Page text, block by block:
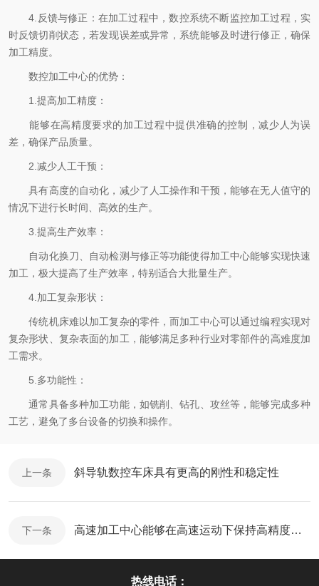
4.反馈与修正：在加工过程中，数控系统不断监控加工过程，实
时反馈切削状态，若发现误差或异常，系统能够及时进行修正，确保
加工精度。
数控加工中心的优势：
1.提高加工精度：
能够在高精度要求的加工过程中提供准确的控制，减少人为误
差，确保产品质量。
2.减少人工干预：
具有高度的自动化，减少了人工操作和干预，能够在无人值守的
情况下进行长时间、高效的生产。
3.提高生产效率：
自动化换刀、自动检测与修正等功能使得加工中心能够实现快速
加工，极大提高了生产效率，特别适合大批量生产。
4.加工复杂形状：
传统机床难以加工复杂的零件，而加工中心可以通过编程实现对
复杂形状、复杂表面的加工，能够满足多种行业对零部件的高难度加
工需求。
5.多功能性：
通常具备多种加工功能，如铣削、钻孔、攻丝等，能够完成多种
工艺，避免了多台设备的切换和操作。
上一条 斜导轨数控车床具有更高的刚性和稳定性
下一条 高速加工中心能够在高速运动下保持高精度的加工效果
热线电话：